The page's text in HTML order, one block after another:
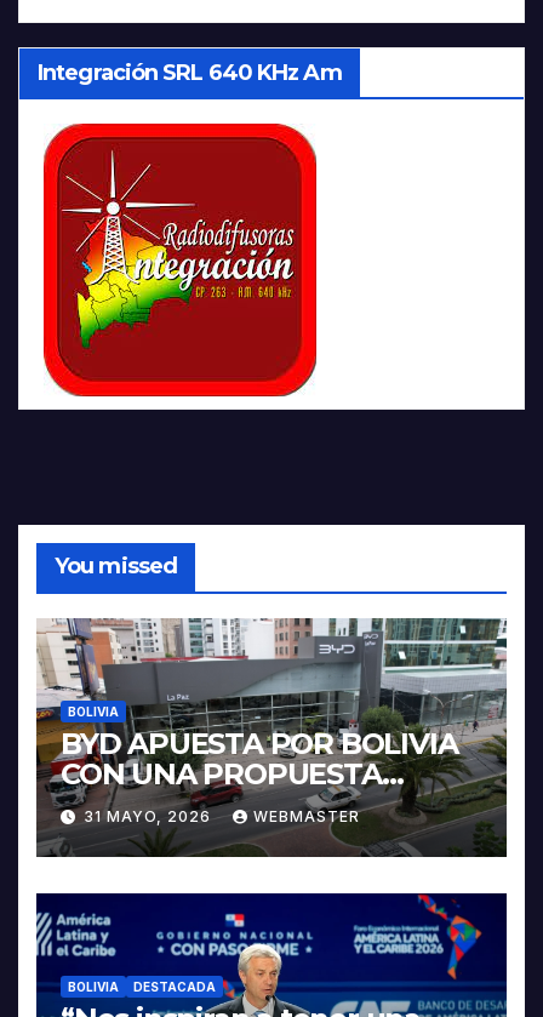
Integración SRL 640 KHz Am
You missed
BOLIVIA
BYD APUESTA POR BOLIVIA
CON UNA PROPUESTA
INTEGRAL PARA IMPULSAR
LA ELECTROMOVILIDAD Y LA
INDUSTRIALIZACIÓN DEL
LITIO
31 MAYO, 2026 WEBMASTER
BOLIVIA DESTACADA